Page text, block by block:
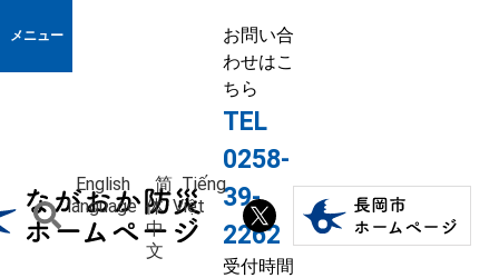
メニュー
お問い合
わせはこ
ちら
TEL
0258-
39-
2262
受付時間
English
language
简
体
中
文
Tiếng
Việt